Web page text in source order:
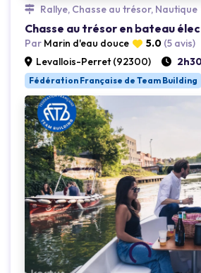
Rallye, Chasse au trésor, Nautique
Par Marin d'eau douce 5.0 (5 avis)
Levallois-Perret (92300)
Fédération Française de Team Building
Loading...